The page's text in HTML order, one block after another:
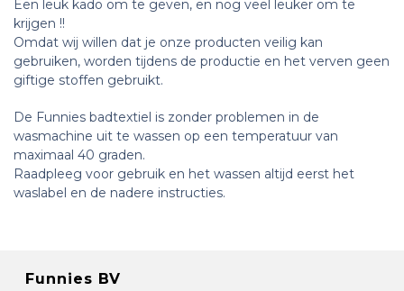
Een leuk kado om te geven, en nog veel leuker om te
krijgen !!
Omdat wij willen dat je onze producten veilig kan
gebruiken, worden tijdens de productie en het verven geen
giftige stoffen gebruikt.
De Funnies badtextiel is zonder problemen in de
wasmachine uit te wassen op een temperatuur van
maximaal 40 graden.
Raadpleeg voor gebruik en het wassen altijd eerst het
waslabel en de nadere instructies.
Funnies BV